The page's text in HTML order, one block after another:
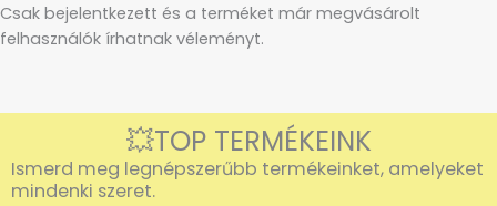
Csak bejelentkezett és a terméket már megvásárolt
felhasználók írhatnak véleményt.
💥TOP TERMÉKEINK
Ismerd meg legnépszerűbb termékeinket, amelyeket
mindenki szeret.